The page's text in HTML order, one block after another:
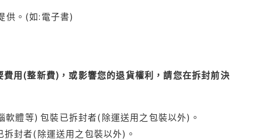
供。(如:電子書)
用(整新費)，或影響您的退貨權利，請您在拆封前決
體等) 包裝已拆封者(除運送用之包裝以外)。
封者(除運送用之包裝以外)。